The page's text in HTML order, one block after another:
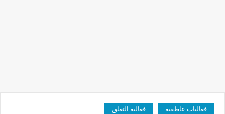
فعاليات عاطفية فعالية التعلق